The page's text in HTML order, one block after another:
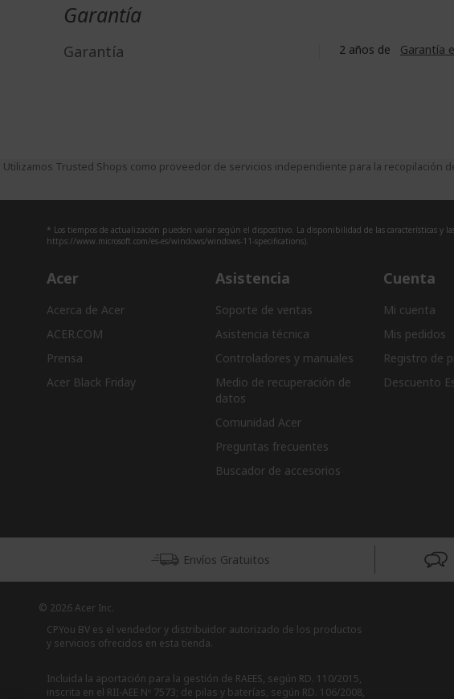
Garantía
Garantía 2 años de Garantía
Utilizamos Trusted Shops como proveedor de servicios independiente para la
* Los tiempos de actualización pueden variar según el dispositivo. La disponibilidad de las características y
https://www.microsoft.com/es-es/windows/windows-11-specifications).
Acer
Acerca de Acer
ACER.COM
Prensa
Acer Black Friday
Asistencia
Soporte de ventas
Asistencia técnica
Controladores y manuales
Medio de recuperación de
datos
Comunidad Acer
Preguntas frecuentes
Buscador de accesorios
Cuenta
Mi cuenta
Mis pedidos
Registro de
Descuento
Envíos Gratuitos
© 2026 Acer Inc.
CPYou BV es el vendedor y distribuidor autorizado de los productos
y servicios ofrecidos en esta tienda.
Incluida la aportación para la gestión de RAEES, según RD. 110/2015,
inscrita en el RII-AEE Nº 7573; de pilas y baterías, según RD. 106/2008,